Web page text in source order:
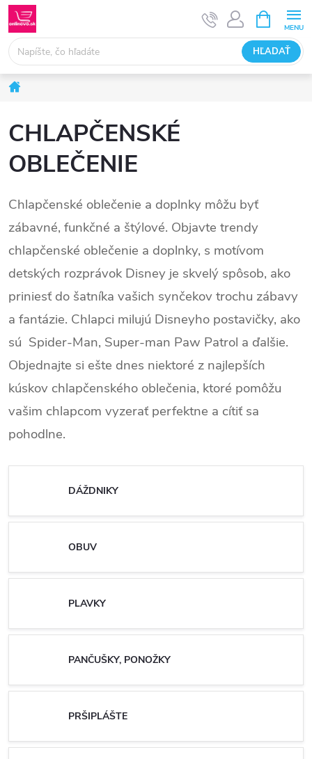
Prejsť
na
obsah
HĽADAŤ
KOŠÍK
CHLAPČENSKÉ
OBLEČENIE
Chlapčenské oblečenie a doplnky môžu byť
zábavné, funkčné a štýlové. Objavte trendy
chlapčenské oblečenie a doplnky, s motívom
detských rozprávok Disney je skvelý spôsob, ako
priniesť do šatníka vašich synčekov trochu zábavy
a fantázie. Chlapci milujú Disneyho postavičky, ako
sú Spider-Man, Super-man Paw Patrol a ďalšie.
Objednajte si ešte dnes niektoré z najlepších
kúskov chlapčenského oblečenia, ktoré pomôžu
vašim chlapcom vyzerať perfektne a cítiť sa
pohodlne.
DÁŽDNIKY
OBUV
PLAVKY
PANČUŠKY, PONOŽKY
PRŠIPLÁŠTE